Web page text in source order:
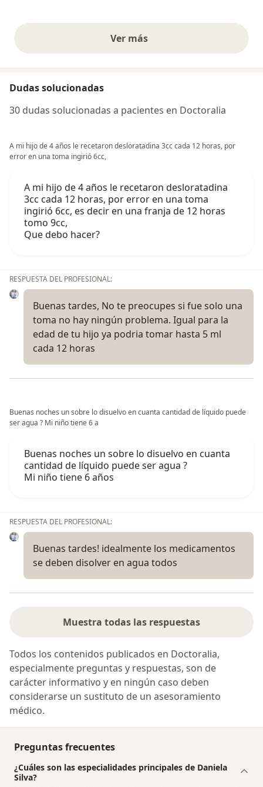
Ver másopiniones anteriores
Dudas solucionadas
30 dudas solucionadas a pacientes en Doctoralia
A mi hijo de 4 años le recetaron desloratadina 3cc cada 12 horas, por
error en una toma ingirió 6cc,
A mi hijo de 4 años le recetaron desloratadina
3cc cada 12 horas, por error en una toma
ingirió 6cc, es decir en una franja de 12 horas
tomo 9cc,
Que debo hacer?
RESPUESTA DEL PROFESIONAL:
Buenas tardes, No te preocupes si fue solo una
toma no hay ningún problema. Igual para la
edad de tu hijo ya podria tomar hasta 5 ml
cada 12 horas
Buenas noches un sobre lo disuelvo en cuanta cantidad de líquido puede
ser agua ? Mi niño tiene 6 a
Buenas noches un sobre lo disuelvo en cuanta
cantidad de líquido puede ser agua ?
Mi niño tiene 6 años
RESPUESTA DEL PROFESIONAL:
Buenas tardes! idealmente los medicamentos
se deben disolver en agua todos
Muestra todas las respuestas
Todos los contenidos publicados en Doctoralia,
especialmente preguntas y respuestas, son de
carácter informativo y en ningún caso deben
considerarse un sustituto de un asesoramiento
médico.
Preguntas frecuentes
¿Cuáles son las especialidades principales de Daniela
Silva?